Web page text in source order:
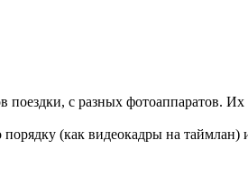
с разных фотоаппаратов.
(как видеокадры на таймлан)